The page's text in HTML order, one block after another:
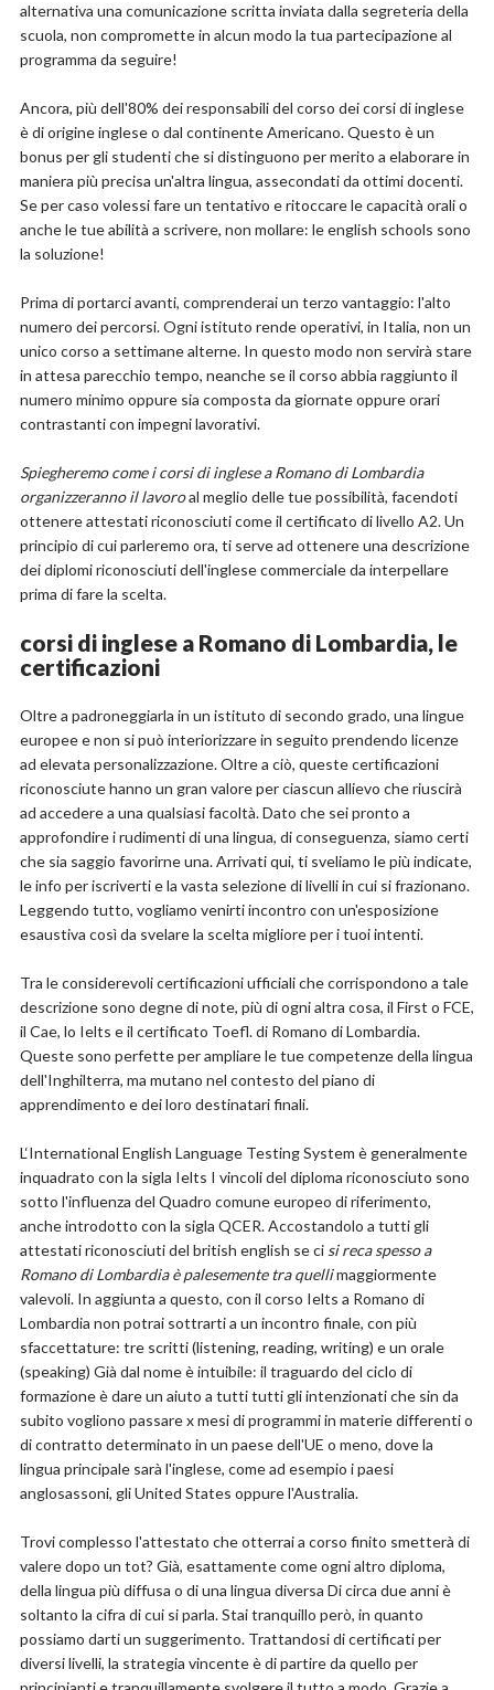
alternativa una comunicazione scritta inviata dalla segreteria della
scuola, non compromette in alcun modo la tua partecipazione al
programma da seguire!
Ancora, più dell'80% dei responsabili del corso dei corsi di inglese
è di origine inglese o dal continente Americano. Questo è un
bonus per gli studenti che si distinguono per merito a elaborare in
maniera più precisa un'altra lingua, assecondati da ottimi docenti.
Se per caso volessi fare un tentativo e ritoccare le capacità orali o
anche le tue abilità a scrivere, non mollare: le english schools sono
la soluzione!
Prima di portarci avanti, comprenderai un terzo vantaggio: l'alto
numero dei percorsi. Ogni istituto rende operativi, in Italia, non un
unico corso a settimane alterne. In questo modo non servirà stare
in attesa parecchio tempo, neanche se il corso abbia raggiunto il
numero minimo oppure sia composta da giornate oppure orari
contrastanti con impegni lavorativi.
Spiegheremo come i corsi di inglese a Romano di Lombardia
organizzeranno il lavoroal meglio delle tue possibilità, facendoti
ottenere attestati riconosciuti come il certificato di livello A2. Un
principio di cui parleremo ora, ti serve ad ottenere una descrizione
dei diplomi riconosciuti dell'inglese commerciale da interpellare
prima di fare la scelta.
corsi di inglese a Romano di Lombardia, le
certificazioni
Oltre a padroneggiarla in un istituto di secondo grado, una lingue
europee e non si può interiorizzare in seguito prendendo licenze
ad elevata personalizzazione. Oltre a ciò, queste certificazioni
riconosciute hanno un gran valore per ciascun allievo che riuscirà
ad accedere a una qualsiasi facoltà. Dato che sei pronto a
approfondire i rudimenti di una lingua, di conseguenza, siamo certi
che sia saggio favorirne una. Arrivati qui, ti sveliamo le più indicate,
le info per iscriverti e la vasta selezione di livelli in cui si frazionano.
Leggendo tutto, vogliamo venirti incontro con un'esposizione
esaustiva così da svelare la scelta migliore per i tuoi intenti.
Tra le considerevoli certificazioni ufficiali che corrispondono a tale
descrizione sono degne di note, più di ogni altra cosa, il First o FCE,
il Cae, lo Ielts e il certificato Toefl. di Romano di Lombardia.
Queste sono perfette per ampliare le tue competenze della lingua
dell'Inghilterra, ma mutano nel contesto del piano di
apprendimento e dei loro destinatari finali.
L‘International English Language Testing System è generalmente
inquadrato con la sigla Ielts I vincoli del diploma riconosciuto sono
sotto l'influenza del Quadro comune europeo di riferimento,
anche introdotto con la sigla QCER. Accostandolo a tutti gli
attestati riconosciuti del british english se ci si reca spesso a
Romano di Lombardia è palesemente tra quellimaggiormente
valevoli. In aggiunta a questo, con il corso Ielts a Romano di
Lombardia non potrai sottrarti a un incontro finale, con più
sfaccettature: tre scritti (listening, reading, writing) e un orale
(speaking) Già dal nome è intuibile: il traguardo del ciclo di
formazione è dare un aiuto a tutti tutti gli intenzionati che sin da
subito vogliono passare x mesi di programmi in materie differenti o
di contratto determinato in un paese dell'UE o meno, dove la
lingua principale sarà l'inglese, come ad esempio i paesi
anglosassoni, gli United States oppure l'Australia.
Trovi complesso l'attestato che otterrai a corso finito smetterà di
valere dopo un tot? Già, esattamente come ogni altro diploma,
della lingua più diffusa o di una lingua diversa Di circa due anni è
soltanto la cifra di cui si parla. Stai tranquillo però, in quanto
possiamo darti un suggerimento. Trattandosi di certificati per
diversi livelli, la strategia vincente è di partire da quello per